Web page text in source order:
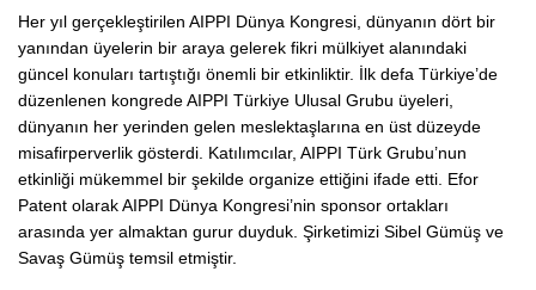
Her yıl gerçekleştirilen AIPPI Dünya Kongresi, dünyanın dört bir
yanından üyelerin bir araya gelerek fikri mülkiyet alanındaki
güncel konuları tartıştığı önemli bir etkinliktir. İlk defa Türkiye’de
düzenlenen kongrede AIPPI Türkiye Ulusal Grubu üyeleri,
dünyanın her yerinden gelen meslektaşlarına en üst düzeyde
misafirperverlik gösterdi. Katılımcılar, AIPPI Türk Grubu’nun
etkinliği mükemmel bir şekilde organize ettiğini ifade etti. Efor
Patent olarak AIPPI Dünya Kongresi’nin sponsor ortakları
arasında yer almaktan gurur duyduk. Şirketimizi Sibel Gümüş ve
Savaş Gümüş temsil etmiştir.